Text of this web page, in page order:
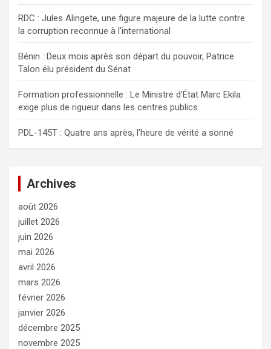
r
RDC : Jules Alingete, une figure majeure de la lutte contre
la corruption reconnue à l’international
Bénin : Deux mois après son départ du pouvoir, Patrice
Talon élu président du Sénat
Formation professionnelle : Le Ministre d’État Marc Ekila
exige plus de rigueur dans les centres publics
PDL-145T : Quatre ans après, l’heure de vérité a sonné
Archives
août 2026
juillet 2026
juin 2026
mai 2026
avril 2026
mars 2026
février 2026
janvier 2026
décembre 2025
novembre 2025